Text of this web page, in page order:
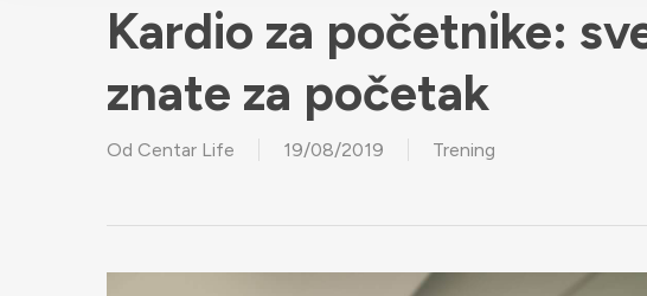
Kardio za početnike:
znate za početak
Od Centar Life 19/08/2019 Trening